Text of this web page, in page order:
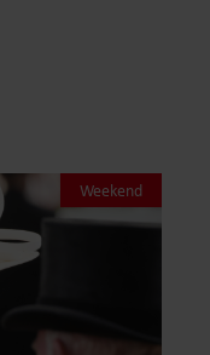
Weekend